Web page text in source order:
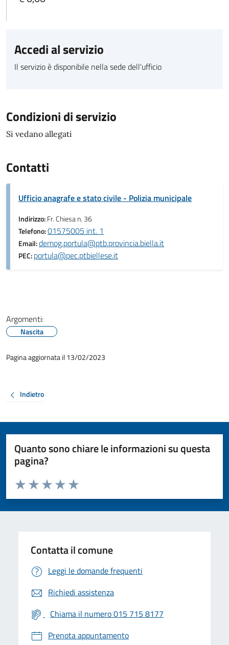
Accedi al servizio
Il servizio è disponibile nella sede dell'ufficio
Condizioni di servizio
Si vedano allegati
Contatti
Ufficio anagrafe e stato civile - Polizia municipale
Indirizzo:Fr. Chiesa n. 36
Telefono:01575005 int. 1
Email:demog.portula@ptb.provincia.biella.it
PEC:portula@pec.ptbiellese.it
Argomenti:
Nascita
Pagina aggiornata il 13/02/2023
Indietro
Quanto sono chiare le informazioni su questa
pagina?
Valuta da 1 a 5 stelle la pagina
Valuta 5 stelle su 5
Valuta 4 stelle su 5
Valuta 3 stelle su 5
Valuta 2 stelle su 5
Valuta 1 stelle su 5
Contatta il comune
Leggi le domande frequenti
Richiedi assistenza
Chiama il numero 015 715 8177
Prenota appuntamento